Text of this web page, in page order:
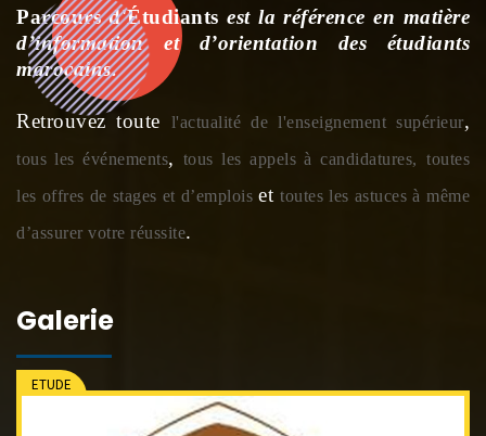
Parcours d'Étudiants est la référence en matière
d’information et d’orientation des étudiants
marocains.
Retrouvez toute l'actualité de l'enseignement supérieur,
tous les événements, tous les appels à candidatures, toutes
les offres de stages et d’emploisettoutes les astuces à même
d’assurer votre réussite.
Galerie